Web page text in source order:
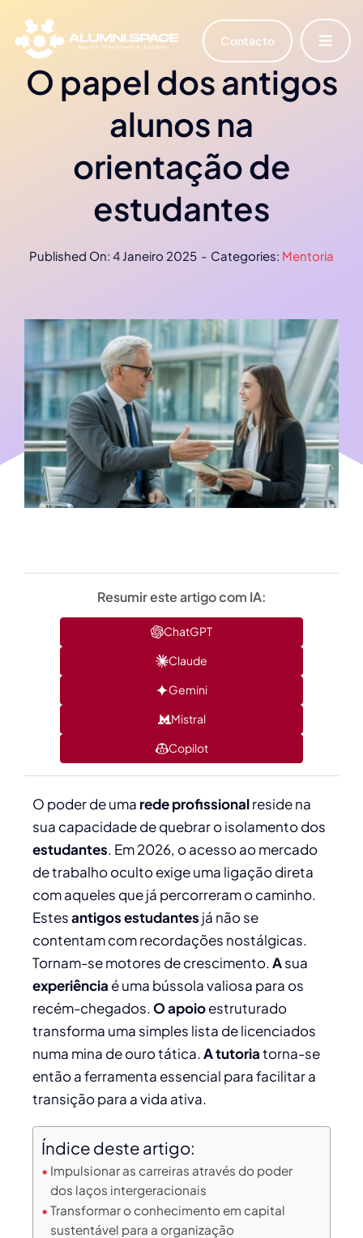
content
Contacto
Toggle
Início
Quem és tu?
A nossa solução
Notícias
O papel dos antigos
alunos na
orientação de
estudantes
Published On: 4 Janeiro 2025 - Categories: Mentoria
Resumir este artigo com IA:
ChatGPT
Claude
Gemini
Mistral
Copilot
O poder de uma rede profissionalreside na
sua capacidade de quebrar o isolamento dos
estudantes. Em 2026, o acesso ao mercado
de trabalho oculto exige uma ligação direta
com aqueles que já percorreram o caminho.
Estesantigos estudantes já não se
contentam com recordações nostálgicas.
Tornam-se motores de crescimento.Asua
experiência é uma bússola valiosa para os
recém-chegados.O apoioestruturado
transforma uma simples lista de licenciados
numa mina de ouro tática.A tutoriatorna-se
então a ferramenta essencial para facilitar a
transição para a vida ativa.
Índice deste artigo:
Impulsionar as carreiras através do poder
dos laços intergeracionais
Transformar o conhecimento em capital
sustentável para a organização